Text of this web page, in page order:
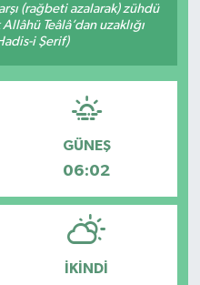
(rağbeti azalarak) zühdü
Teâlâ’dan uzaklığı
i Şerif)
GÜNEŞ
06:02
İKINDI